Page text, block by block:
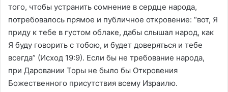
того, чтобы устранить сомнение в сердце народа,
потребовалось прямое и публичное откровение: “вот, Я
приду к тебе в густом облаке, дабы слышал народ, как
Я буду говорить с тобою, и будет доверяться и тебе
всегда” (Исход 19:9). Если бы не требование народа,
при Даровании Торы не было бы Откровения
Божественного присутствия всему Израилю.